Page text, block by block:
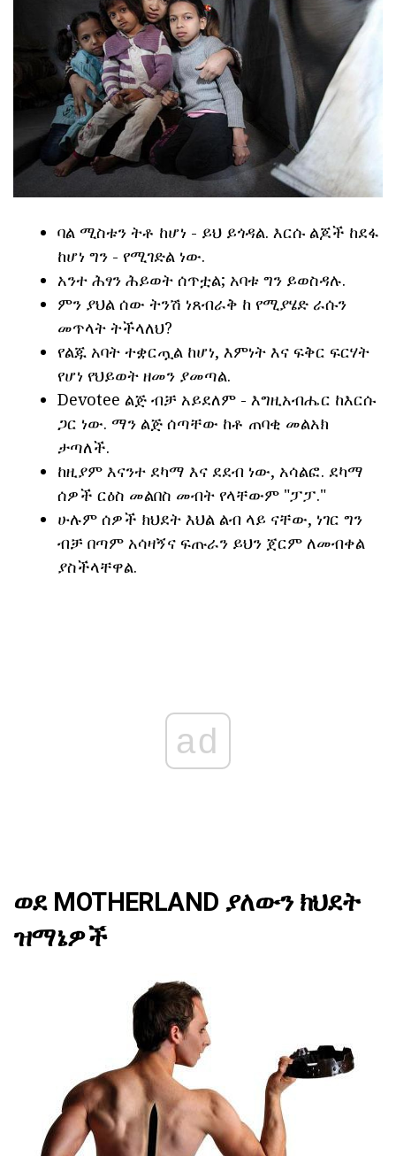
ባል ሚስቱን ትቶ ከሆነ - ይህ ይጎዳል. እርሱ ልጆች ከደፋ
ከሆነ ግን - የሚገድል ነው.
አንተ ሕፃን ሕይወት ሰጥቷል; አባቱ ግን ይወስዳሉ.
ምን ያህል ሰው ትንሽ ነጸብራቅ ከ የሚያሄድ ራሱን
መጥላት ትችላለህ?
የልጁ አባት ተቋርጧል ከሆነ, እምነት እና ፍቅር ፍርሃት
የሆነ የህይወት ዘመን ያመጣል.
Devotee ልጅ ብቻ አይደለም - እግዚአብሔር ከእርሱ
ጋር ነው. ማን ልጅ ሰጣቸው ከቶ ጠባቂ መልአክ
ታጣለች.
ከዚያም እናንተ ደካማ እና ደደብ ነው, አሳልፎ. ደካማ
ሰዎች ርዕስ መልበስ መብት የላቸውም "ፓፓ."
ሁሉም ሰዎች ክህደት እህል ልብ ላይ ናቸው, ነገር ግን
ብቻ በጣም አሳዛኝና ፍጡራን ይህን ጀርም ለመብቀል
ያስችላቸዋል.
ad
ወደ MOTHERLAND ያለውን ክህደት
ዝማኔዎች